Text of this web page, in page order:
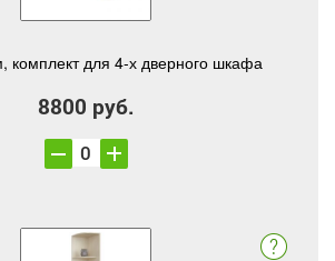
комплект для 4-х дверного шкафа
8800 руб.